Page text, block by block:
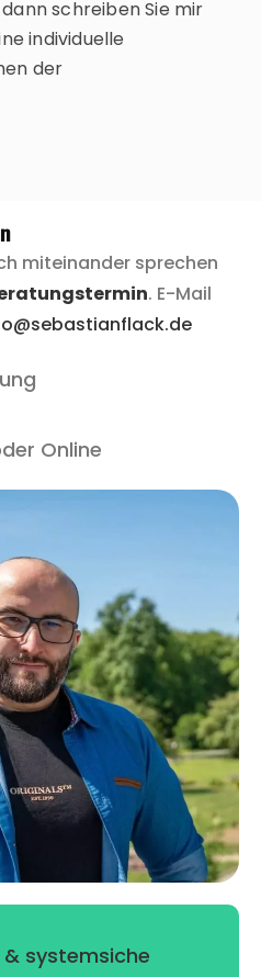
schreiben Sie mir
individuelle
der
miteinander sprechen
. E-Mail
Online
systemsiche